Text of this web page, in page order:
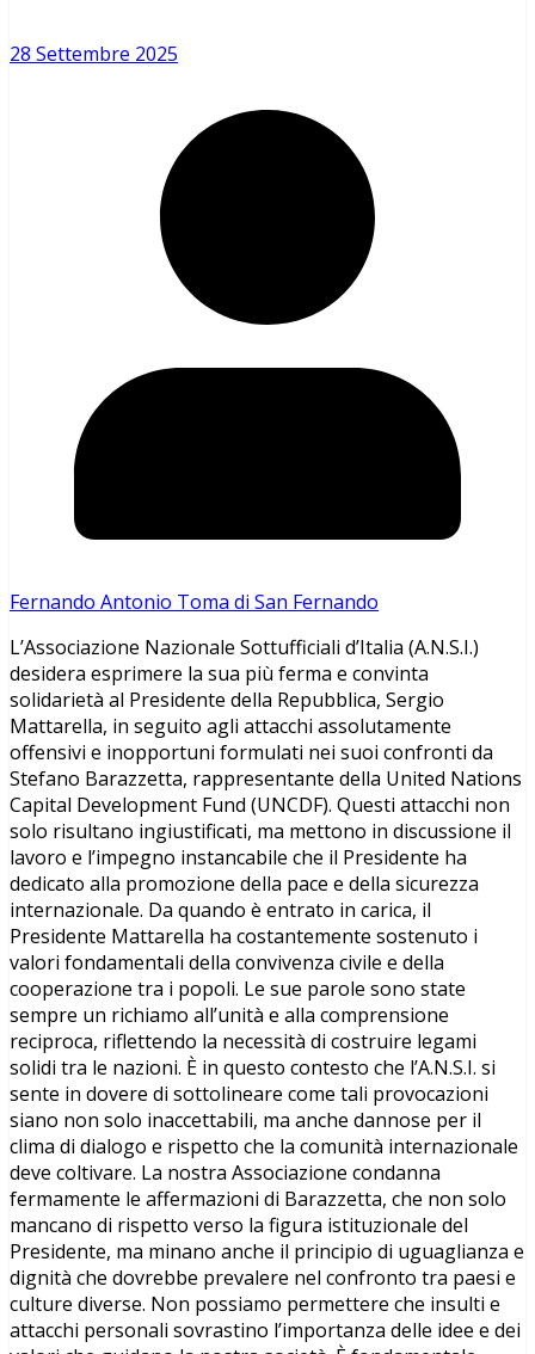
28 Settembre 2025
Fernando Antonio Toma di San Fernando
L’Associazione Nazionale Sottufficiali d’Italia (A.N.S.I.)
desidera esprimere la sua più ferma e convinta
solidarietà al Presidente della Repubblica, Sergio
Mattarella, in seguito agli attacchi assolutamente
offensivi e inopportuni formulati nei suoi confronti da
Stefano Barazzetta, rappresentante della United Nations
Capital Development Fund (UNCDF). Questi attacchi non
solo risultano ingiustificati, ma mettono in discussione il
lavoro e l’impegno instancabile che il Presidente ha
dedicato alla promozione della pace e della sicurezza
internazionale. Da quando è entrato in carica, il
Presidente Mattarella ha costantemente sostenuto i
valori fondamentali della convivenza civile e della
cooperazione tra i popoli. Le sue parole sono state
sempre un richiamo all’unità e alla comprensione
reciproca, riflettendo la necessità di costruire legami
solidi tra le nazioni. È in questo contesto che l’A.N.S.I. si
sente in dovere di sottolineare come tali provocazioni
siano non solo inaccettabili, ma anche dannose per il
clima di dialogo e rispetto che la comunità internazionale
deve coltivare. La nostra Associazione condanna
fermamente le affermazioni di Barazzetta, che non solo
mancano di rispetto verso la figura istituzionale del
Presidente, ma minano anche il principio di uguaglianza e
dignità che dovrebbe prevalere nel confronto tra paesi e
culture diverse. Non possiamo permettere che insulti e
attacchi personali sovrastino l’importanza delle idee e dei